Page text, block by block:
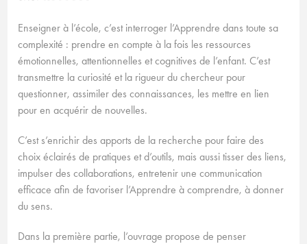
Enseigner à l’école, c’est interroger l’Apprendre dans toute sa
complexité : prendre en compte à la fois les ressources
émotionnelles, attentionnelles et cognitives de l’enfant. C’est
transmettre la curiosité et la rigueur du chercheur pour
questionner, assimiler des connaissances, les mettre en lien
pour en acquérir de nouvelles.
C’est s’enrichir des apports de la recherche pour faire des
choix éclairés de pratiques et d’outils, mais aussi tisser des liens,
impulser des collaborations, entretenir une communication
efficace afin de favoriser l’Apprendre à comprendre, à donner
du sens.
Dans la première partie, l’ouvrage propose de penser